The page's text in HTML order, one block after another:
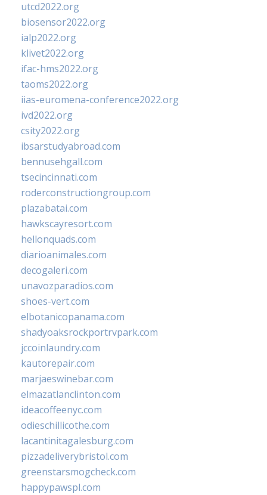
utcd2022.org
biosensor2022.org
ialp2022.org
klivet2022.org
ifac-hms2022.org
taoms2022.org
iias-euromena-conference2022.org
ivd2022.org
csity2022.org
ibsarstudyabroad.com
bennusehgall.com
tsecincinnati.com
roderconstructiongroup.com
plazabatai.com
hawkscayresort.com
hellonquads.com
diarioanimales.com
decogaleri.com
unavozparadios.com
shoes-vert.com
elbotanicopanama.com
shadyoaksrockportrvpark.com
jccoinlaundry.com
kautorepair.com
marjaeswinebar.com
elmazatlanclinton.com
ideacoffeenyc.com
odieschillicothe.com
lacantinitagalesburg.com
pizzadeliverybristol.com
greenstarsmogcheck.com
happypawspl.com